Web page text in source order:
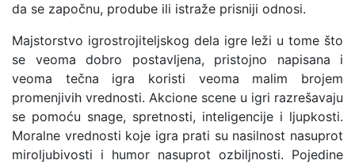
da se započnu, prodube ili istraže prisniji odnosi.
Majstorstvo igrostrojiteljskog dela igre leži u tome što
se veoma dobro postavljena, pristojno napisana i
veoma tečna igra koristi veoma malim brojem
promenjivih vrednosti. Akcione scene u igri razrešavaju
se pomoću snage, spretnosti, inteligencije i ljupkosti.
Moralne vrednosti koje igra prati su nasilnost nasuprot
miroljubivosti i humor nasuprot ozbiljnosti. Pojedine